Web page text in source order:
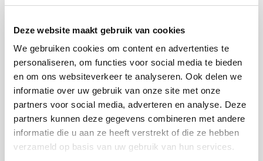
Deze website maakt gebruik van cookies
We gebruiken cookies om content en advertenties te
personaliseren, om functies voor social media te bieden
en om ons websiteverkeer te analyseren. Ook delen we
informatie over uw gebruik van onze site met onze
partners voor social media, adverteren en analyse. Deze
partners kunnen deze gegevens combineren met andere
informatie die u aan ze heeft verstrekt of die ze hebben
verzameld op basis van uw gebruik van hun services.